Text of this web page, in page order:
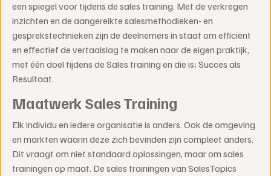
een spiegel voor tijdens de sales training. Met de verkregen
inzichten en de aangereikte salesmethodieken- en
gesprekstechnieken zijn de deelnemers in staat om efficiënt
en effectief de vertaalslag te maken naar de eigen praktijk,
met één doel tijdens de Sales training en die is; Succes als
Resultaat.
Maatwerk Sales Training
Elk individu en iedere organisatie is anders. Ook de omgeving
en markten waarin deze zich bevinden zijn compleet anders.
Dit vraagt om niet standaard oplossingen, maar om sales
trainingen op maat. De sales trainingen van SalesTopics